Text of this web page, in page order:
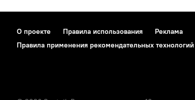
О проекте Правила использования Реклама
Правила применения рекомендательных технологий